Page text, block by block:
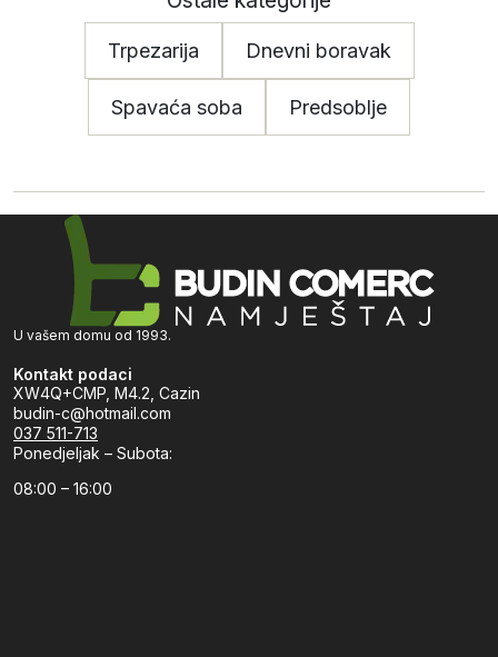
Trpezarija Dnevni boravak
Spavaća soba Predsoblje
U vašem domu od 1993.
Kontakt podaci
XW4Q+CMP, M4.2, Cazin
budin-c@hotmail.com
037 511-713
Ponedjeljak – Subota:
08:00 – 16:00